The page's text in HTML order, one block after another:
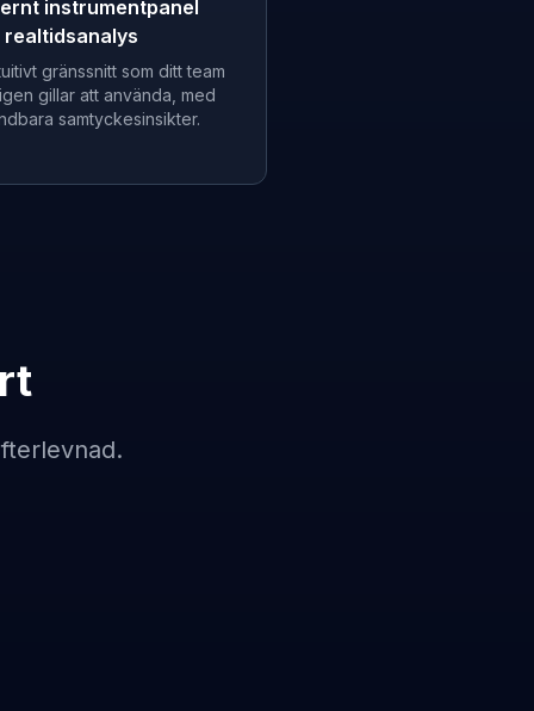
instrumentpanel
realtidsanalys
gränssnitt som ditt team
gillar att använda, med
samtyckesinsikter.